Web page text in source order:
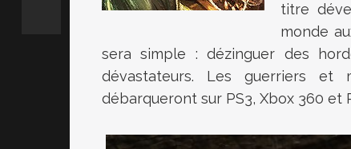
titre
monde
sera simple : dézinguer des
dévastateurs. Les guerriers et
débarqueront sur PS3, Xbox 360 et